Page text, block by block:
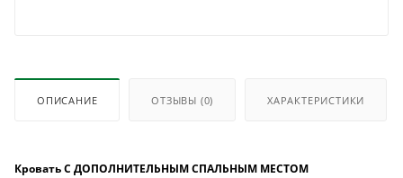
ОПИСАНИЕ ОТЗЫВЫ (0) ХАРАКТЕРИСТИКИ
Кровать С ДОПОЛНИТЕЛЬНЫМ СПАЛЬНЫМ МЕСТОМ